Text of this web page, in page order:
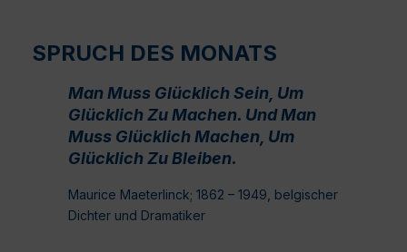
SPRUCH DES MONATS
Man Muss Glücklich Sein, Um
Glücklich Zu Machen. Und Man
Muss Glücklich Machen, Um
Glücklich Zu Bleiben.
Maurice Maeterlinck; 1862 – 1949, belgischer
Dichter und Dramatiker